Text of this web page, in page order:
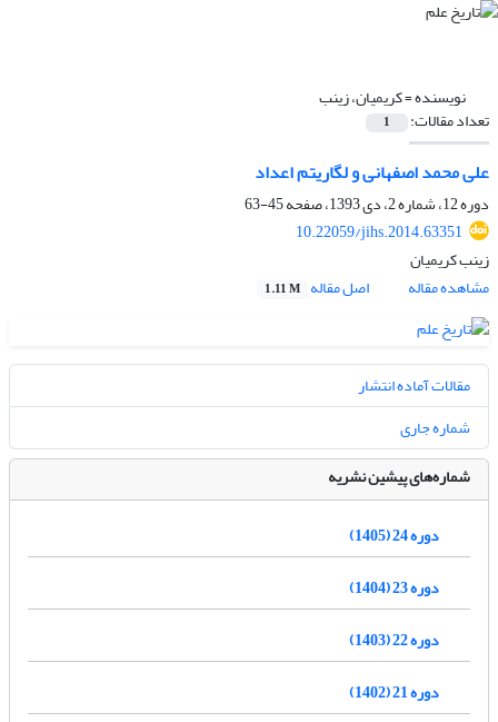
نویسنده =کریمیان، زینب
تعداد مقالات: 1
علی محمد اصفهانی و لگاریتم اعداد
دوره 12، شماره 2، دی 1393، صفحه
45-63
10.22059/jihs.2014.63351
زینب کریمیان
مشاهده مقاله
اصل مقاله 1.11 M
مقالات آماده انتشار
شماره جاری
شماره‌های پیشین نشریه
دوره 24 (1405)
دوره 23 (1404)
دوره 22 (1403)
دوره 21 (1402)